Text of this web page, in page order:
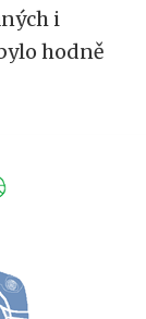
i
hodně